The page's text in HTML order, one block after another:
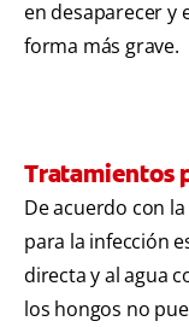
en desaparecer y
forma más grave.
Tratamientos
De acuerdo con
para la infección
directa y al agua
los hongos no